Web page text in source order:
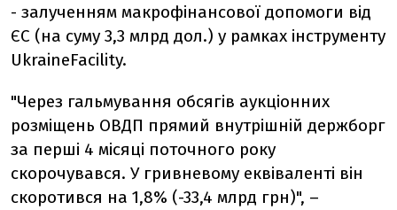
- залученням макрофінансової допомоги від
ЄС (на суму 3,3 млрд дол.) у рамках інструменту
UkraineFacility.
"Через гальмування обсягів аукціонних
розміщень ОВДП прямий внутрішній держборг
за перші 4 місяці поточного року
скорочувався. У гривневому еквіваленті він
скоротився на 1,8% (-33,4 млрд грн)", –